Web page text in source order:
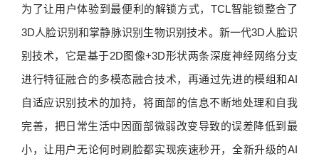
为了让用户体验到最便利的解锁方式，TCL智能锁整合了
3D人脸识别和掌静脉识别生物识别技术。新一代3D人脸识
别技术，它是基于2D图像+3D形状两条深度神经网络分支
进行特征融合的多模态融合技术，再通过先进的模组和AI
自适应识别技术的加持，将面部的信息不断地处理和自我
完善，把日常生活中因面部微弱改变导致的误差降低到最
小，让用户无论何时刷脸都实现疾速秒开，全新升级的AI